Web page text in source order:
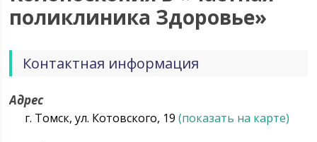
поликлиника Здоровье»
Контактная информация
Адрес
г. Томск, ул. Котовского, 19(показать на карте)